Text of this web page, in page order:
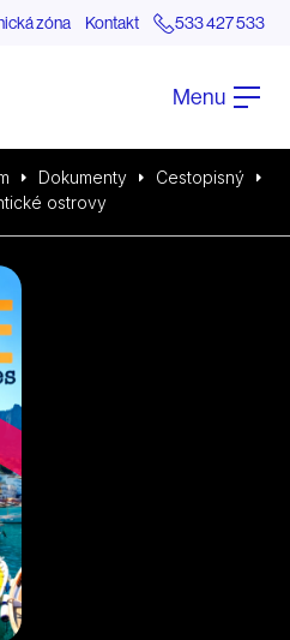
zóna Kontakt 533 427 533
Menu
Dokumenty
Cestopisný
ostrovy